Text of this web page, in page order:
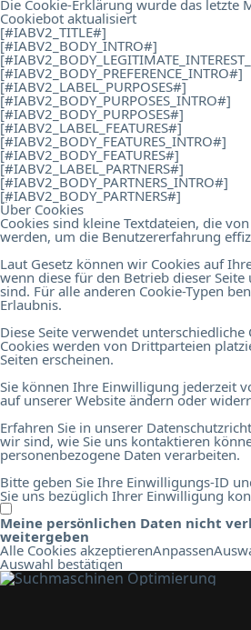
Die Cookie-Erklärung wurde das letzte
Cookiebot aktualisiert
[#IABV2_TITLE#]
[#IABV2_BODY_INTRO#]
[#IABV2_BODY_PREFERENCE_INTRO#]
[#IABV2_LABEL_PURPOSES#]
[#IABV2_BODY_PURPOSES_INTRO#]
[#IABV2_BODY_PURPOSES#]
[#IABV2_LABEL_FEATURES#]
[#IABV2_BODY_FEATURES_INTRO#]
[#IABV2_BODY_FEATURES#]
[#IABV2_LABEL_PARTNERS#]
[#IABV2_BODY_PARTNERS_INTRO#]
[#IABV2_BODY_PARTNERS#]
Über Cookies
Cookies sind kleine Textdateien, die
werden, um die Benutzererfahrung
Laut Gesetz können wir Cookies auf
wenn diese für den Betrieb dieser
sind. Für alle anderen Cookie-Typen
Erlaubnis.
Diese Seite verwendet unterschiedliche
Cookies werden von Drittparteien
Seiten erscheinen.
Sie können Ihre Einwilligung jederzeit
auf unserer Website ändern oder
Erfahren Sie in unserer
wir sind, wie Sie uns kontaktieren
personenbezogene Daten verarbeiten.
Bitte geben Sie Ihre Einwilligungs-ID
Sie uns bezüglich Ihrer Einwilligung
Meine persönlichen Daten nicht
weitergeben
Alle Cookies akzeptierenAnpassen
Auswahl bestätigen